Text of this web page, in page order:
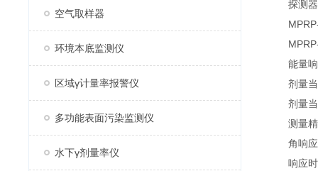
空气取样器
环境本底监测仪
区域γ计量率报警仪
多功能表面污染监测仪
水下γ剂量率仪
探测
能量
剂量
剂量
测量
角响
响应